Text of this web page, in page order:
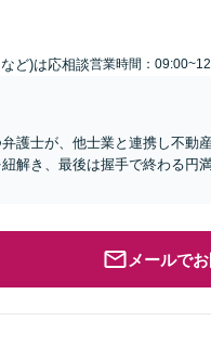
ど)は応相談営業時間：
護士が、他士業と連携し不動
解き、最後は握手で終わる円
メールで